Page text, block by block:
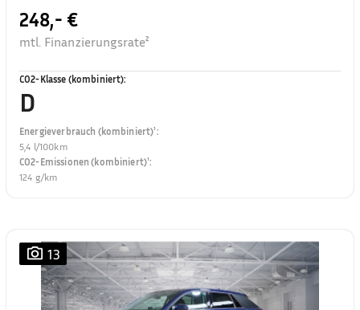
248,- €
mtl. Finanzierungsrate²
CO2-Klasse (kombiniert):
D
Energieverbrauch (kombiniert)¹:
5,4 l/100km
CO2-Emissionen (kombiniert)¹:
124 g/km
13